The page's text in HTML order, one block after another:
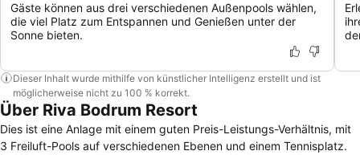
Gäste können aus drei verschiedenen Außenpools wählen,
die viel Platz zum Entspannen und Genießen unter der
Sonne bieten.
Dieser Inhalt wurde mithilfe von künstlicher Intelligenz erstellt und ist
möglicherweise nicht zu 100 % korrekt.
Über Riva Bodrum Resort
Dies ist eine Anlage mit einem guten Preis-Leistungs-Verhältnis, mit
3 Freiluft-Pools auf verschiedenen Ebenen und einem Tennisplatz.